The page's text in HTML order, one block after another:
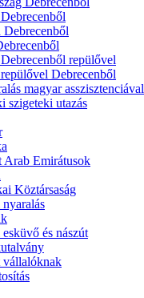
repülővel
Debrecenből
magyar asszisztenciával
szigeteki utazás
Arab Emirátusok
Köztársaság
és nászút
vállalóknak